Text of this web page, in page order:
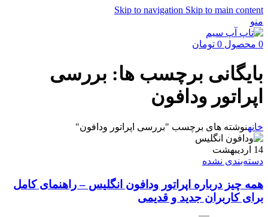
Skip to navigation Skip to main content
منو
0 محصول 0 تومان
بایگانی برچسب ها: بررسی
اپراتور ودافون
خانهنوشته های برچسب "بررسی اپراتور ودافون"
14 اردیبهشت
دسته‌بندی نشده
همه چیز درباره اپراتور ودافون انگلیس – راهنمای کامل
برای کاربران جدید و قدیمی